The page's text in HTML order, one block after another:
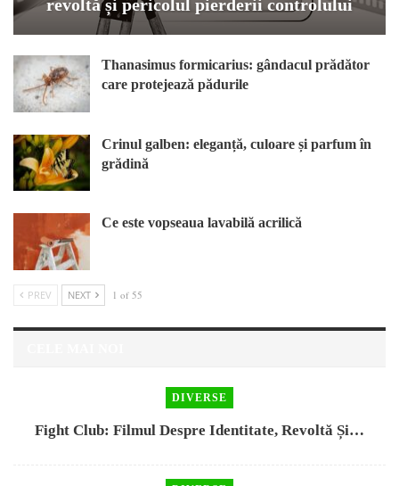
revoltă și pericolul pierderii controlului
Thanasimus formicarius: gândacul prădător
care protejează pădurile
Crinul galben: eleganță, culoare și parfum în
grădină
Ce este vopseaua lavabilă acrilică
PREV NEXT 1 of 55
DIVERSE
Fight Club: Filmul Despre Identitate, Revoltă Și…